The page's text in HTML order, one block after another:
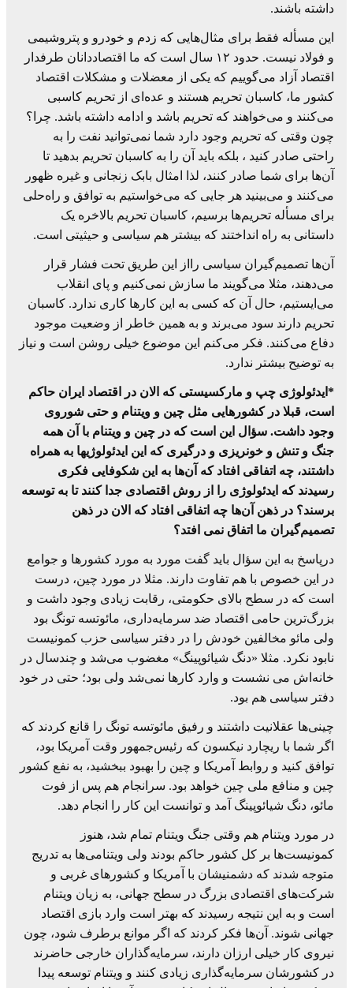
داشته باشند.
این مسأله فقط برای مثال‌هایی که زدم و خودرو و پتروشیمی
و فولاد نیست. حدود ۱۲ سال است که ما اقتصاددانان طرفدار
اقتصاد آزاد می‌گوییم که یکی از معضلات و مشکلات اقتصاد
کشور ما، کاسبان تحریم هستند و عده‌ای از تحریم کاسبی
می‌کنند و می‌خواهند که تحریم باشد و ادامه داشته باشد. چرا؟
چون وقتی که تحریم وجود دارد شما نمی‌توانید نفت را به
راحتی صادر کنید ، بلکه باید آن را به کاسبان تحریم بدهید تا
آن‌ها برای شما صادر کنند، لذا امثال بابک زنجانی و غیره ظهور
می‌کنند و می‌بینید هر جایی که می‌خواستیم به توافق و راه‌حلی
برای مسأله تحریم‌ها برسیم، کاسبان تحریم بالاخره یک
داستانی به راه انداختند که بیشتر هم سیاسی و حیثیتی است.
آن‌ها تصمیم‌گیران سیاسی رااز این طریق تحت فشار قرار
می‌دهند، مثلا می‌گویند ما سازش نمی‌کنیم و پای انقلاب
می‌ایستیم، حال آن که کسی به این کارها کاری ندارد. کاسبان
تحریم دارند سود می‌برند و به همین خاطر از وضعیت موجود
دفاع می‌کنند. فکر می‌کنم این موضوع خیلی روشن است و نیاز
به توضیح بیشتر ندارد.
*ایدئولوژی چپ و مارکسیستی که الان در اقتصاد ایران حاکم
است، قبلا در کشورهایی مثل چین و ویتنام و حتی شوروی
وجود داشت. سؤال این است که در چین و ویتنام با آن همه
جنگ و تنش و خونریزی و درگیری که این ایدئولوژی‎ها به همراه
داشتند، چه اتفاقی افتاد که آن‌ها به این شکوفایی فکری
رسیدند که ایدئولوژی را از روش اقتصادی جدا کنند تا به توسعه
برسند؟ در ذهن آن‌ها چه اتفاقی افتاد که الان در ذهن
تصمیم‌گیران ما اتفاق نمی افتد؟
درپاسخ به این سؤال باید گفت مورد به مورد کشورها و جوامع
در این خصوص با هم تفاوت دارند. مثلا در مورد چین، درست
است که در سطح بالای حکومتی، رقابت زیادی وجود داشت و
بزرگ‌ترین حامی اقتصاد ضد سرمایه‌داری، مائوتسه تونگ بود
ولی مائو مخالفین خودش را در دفتر سیاسی حزب کمونیست
نابود نکرد. مثلا «دنگ شیائوپینگ» مغضوب می‌شد و چندسال در
خانه‌اش می نشست و وارد کارها نمی‌شد ولی بود؛ حتی در خود
دفتر سیاسی هم بود.
چینی‌ها عقلانیت داشتند و رفیق مائوتسه تونگ را قانع کردند که
اگر شما با ریچارد نیکسون که رئیس‌جمهور وقت آمریکا بود،
توافق کنید و روابط آمریکا و چین را بهبود ببخشید، به نفع کشور
چین و منافع ملی چین خواهد بود. سرانجام هم پس از فوت
مائو، دنگ شیائوپینگ آمد و توانست این کار را انجام دهد.
در مورد ویتنام هم وقتی جنگ ویتنام تمام شد، هنوز
کمونیست‌ها بر کل کشور حاکم بودند ولی ویتنامی‌ها به تدریج
متوجه شدند که دشمنیشان با آمریکا و کشورهای غربی و
شرکت‌های اقتصادی بزرگ در سطح جهانی، به زیان ویتنام
است و به این نتیجه رسیدند که بهتر است وارد بازی اقتصاد
جهانی شوند. آن‌ها فکر کردند که اگر موانع برطرف شود، چون
نیروی کار خیلی ارزان دارند، سرمایه‌گذاران خارجی حاضرند
در کشورشان سرمایه‌گذاری زیادی کنند و ویتنام توسعه پیدا